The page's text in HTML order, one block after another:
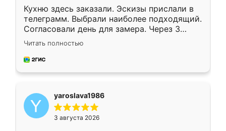
Кухню здесь заказали. Эскизы прислали в
телеграмм. Выбрали наиболее подходящий.
Согласовали день для замера. Через 3
недели кухня была уже готова. Остались
довольны работой. Спасибо Ренессанс
мебель за качественную работу!
Читать полностью
yaroslava1986
3 августа 2026